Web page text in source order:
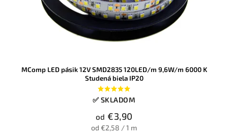
MComp LED pásik 12V SMD2835 120LED/m 9,6W/m 6000 K
Studená biela IP20
✅ SKLADOM
od €3,90
od €2,58 / 1 m